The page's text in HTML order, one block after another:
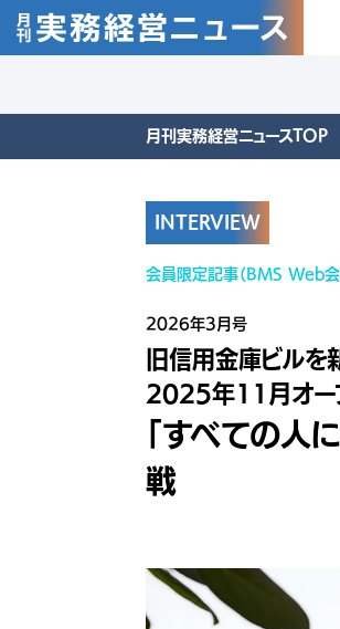
月刊実務経営ニュースTOP
INTERVIEW
会員限定記事（BMS Web会
2026年3月号
旧信用金庫ビルを
2025年11月オー
「すべての
戦